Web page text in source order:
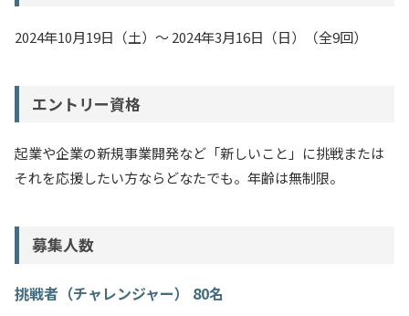
2024年10月19日（土）～ 2024年3月16日（日）（全9回）
エントリー資格
起業や企業の新規事業開発など「新しいこと」に挑戦または
それを応援したい方ならどなたでも。年齢は無制限。
募集人数
挑戦者（チャレンジャー） 80名